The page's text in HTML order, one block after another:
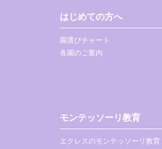
はじめての方へ
園選びチャート
各園のご案内
モンテッソーリ教育
エクレスのモンテッソーリ教育